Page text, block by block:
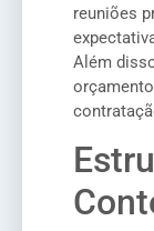
reuniões
Além